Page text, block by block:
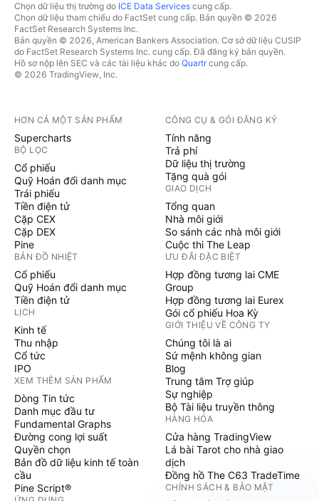
Chọn dữ liệu thị trường do ICE Data Services cung cấp.
Chọn dữ liệu tham chiếu do FactSet cung cấp. Bản quyền © 2026
FactSet Research Systems Inc.
Bản quyền © 2026, American Bankers Association. Cơ sở dữ liệu CUSIP
do FactSet Research Systems Inc. cung cấp. Đã đăng ký bản quyền.
Hồ sơ nộp lên SEC và các tài liệu khác do Quartrcung cấp.
© 2026 TradingView, Inc.
HƠN CẢ MỘT SẢN PHẨM
Supercharts
BỘ LỌC
Cổ phiếu
Quỹ Hoán đổi danh mục
Trái phiếu
Tiền điện tử
Cặp CEX
Cặp DEX
Pine
BẢN ĐỒ NHIỆT
Cổ phiếu
Quỹ Hoán đổi danh mục
Tiền điện tử
LỊCH
Kinh tế
Thu nhập
Cổ tức
IPO
XEM THÊM SẢN PHẨM
Dòng Tin tức
Danh mục đầu tư
Fundamental Graphs
Đường cong lợi suất
Quyền chọn
Bản đồ dữ liệu kinh tế toàn
cầu
Pine Script®
CÔNG CỤ & GÓI ĐĂNG KÝ
Tính năng
Trả phí
Dữ liệu thị trường
Tặng quà gói
GIAO DỊCH
Tổng quan
Nhà môi giới
So sánh các nhà môi giới
Cuộc thi The Leap
ƯU ĐÃI ĐẶC BIỆT
Hợp đồng tương lai CME
Group
Hợp đồng tương lai Eurex
Gói cổ phiếu Hoa Kỳ
GIỚI THIỆU VỀ CÔNG TY
Chúng tôi là ai
Sứ mệnh không gian
Blog
Trung tâm Trợ giúp
Sự nghiệp
Bộ Tài liệu truyền thông
HÀNG HÓA
Cửa hàng TradingView
Lá bài Tarot cho nhà giao
dịch
Đồng hồ The C63 TradeTime
CHÍNH SÁCH & BẢO MẬT